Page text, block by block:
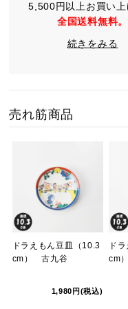
5,500円以上お買い上
全国送料無料。
続きをみる
売れ筋商品
ドラえもん豆皿（10.3
cm） 古九谷
1,980円(税込)
ド
cm